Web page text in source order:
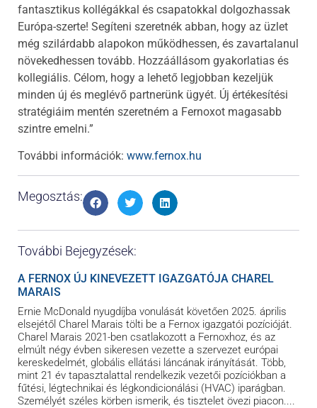
fantasztikus kollégákkal és csapatokkal dolgozhassak
Európa-szerte! Segíteni szeretnék abban, hogy az üzlet
még szilárdabb alapokon működhessen, és zavartalanul
növekedhessen tovább. Hozzáállásom gyakorlatias és
kollegiális. Célom, hogy a lehető legjobban kezeljük
minden új és meglévő partnerünk ügyét. Új értékesítési
stratégiáim mentén szeretném a Fernoxot magasabb
szintre emelni.”
További információk: www.fernox.hu
Megosztás:
További Bejegyzések:
A FERNOX ÚJ KINEVEZETT IGAZGATÓJA CHAREL
MARAIS
Ernie McDonald nyugdíjba vonulását követően 2025. április
elsejétől Charel Marais tölti be a Fernox igazgatói pozícióját.
Charel Marais 2021-ben csatlakozott a Fernoxhoz, és az
elmúlt négy évben sikeresen vezette a szervezet európai
kereskedelmét, globális ellátási láncának irányítását. Több,
mint 21 év tapasztalattal rendelkezik vezetői pozíciókban a
fűtési, légtechnikai és légkondicionálási (HVAC) iparágban.
Személyét széles körben ismerik, és tisztelet övezi piacon.